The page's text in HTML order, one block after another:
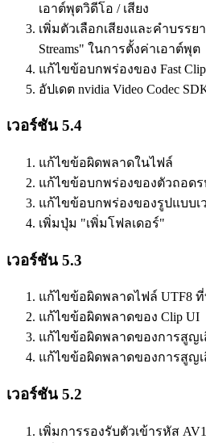
เอาต์พุตวิดีโอ / เสียง
เพิ่มตัวเลือกเสียงและคำบรรยา
Streams" ในการตั้งค่าเอาต์พุต
แก้ไขข้อบกพร่องของ Fast Clip
อัปเดต nvidia Video Codec
เวอร์ชัน 5.4
แก้ไขข้อผิดพลาดในไฟล์
แก้ไขข้อบกพร่องของตัวถอด
แก้ไขข้อบกพร่องของรูปแบบเ
เพิ่มปุ่ม "เพิ่มโฟลเดอร์"
เวอร์ชัน 5.3
แก้ไขข้อผิดพลาดไฟล์ UTF8
แก้ไขข้อผิดพลาดของ Clip UI
แก้ไขข้อผิดพลาดของการสูญเ
แก้ไขข้อผิดพลาดของการสูญเสี
เวอร์ชัน 5.2
เพิ่มการรองรับตัวเข้ารหัส